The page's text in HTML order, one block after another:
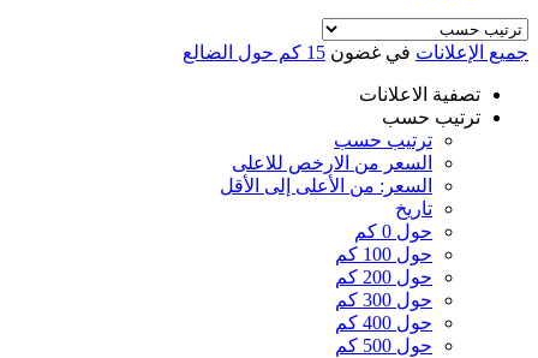
جميع الإعلانات في غضون 15 كم حول الضالع
تصفية الاعلانات
ترتيب حسب
ترتيب حسب
السعر من الارخص للاعلى
السعر: من الأعلى إلى الأقل
تاريخ
حول 0 كم
حول 100 كم
حول 200 كم
حول 300 كم
حول 400 كم
حول 500 كم